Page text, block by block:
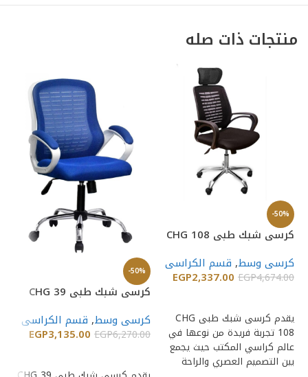
منتجات ذات صله
-50%
كرسى شبك طبى CHG 108
كرسى وسط, قسم الكراسى
EGP4,674.00
EGP2,337.00
يقدم كرسى شبك طبى CHG
108 تجربة فريدة من نوعها في
عالم كراسي المكتب حيث يجمع
بين التصميم العصري والراحة
-50%
كرسى شبك طبى CHG 39
كرسى وسط, قسم الكراسى
EGP6,270.00
EGP3,135.00